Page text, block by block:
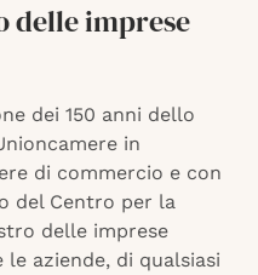
delle imprese
dei 150 anni dello
in
di commercio e con
del Centro per la
delle imprese
aziende, di qualsiasi